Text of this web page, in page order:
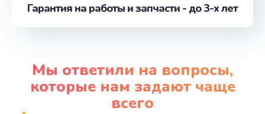
Гарантия на работы и запчасти - до 3-х лет
Мы ответили на вопросы,
которые нам задают чаще
всего